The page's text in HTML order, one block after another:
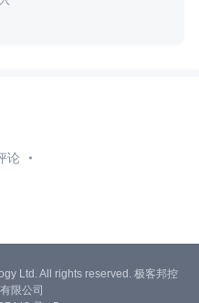
论
Ltd. All rights reserved. 极客邦控
限公司